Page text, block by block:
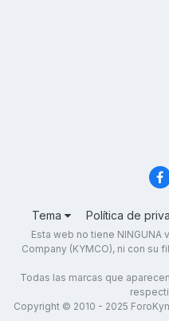
Tema Política de
Esta web no tiene NINGUNA
Company (KYMCO), ni con su
Todas las marcas que
Copyright © 2010 - 2025